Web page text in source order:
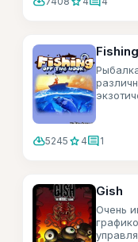
cloud_download5245 star 4comment1
Gish
Очень